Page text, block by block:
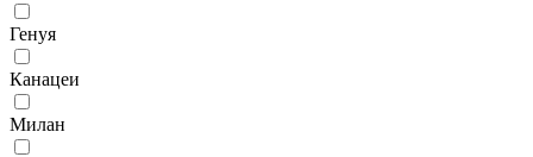
Генуя
Канацеи
Милан